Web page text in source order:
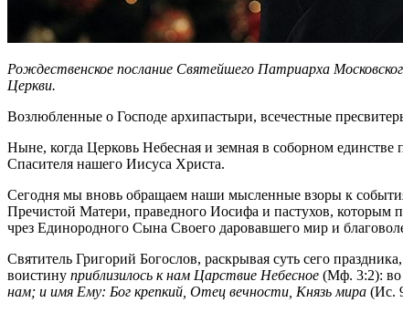
Рождественское послание Святейшего Патриарха
Церкви.
Возлюбленные о Господе архипастыри, всечестные
Ныне, когда Церковь Небесная и земная в соборном единстве
Спасителя нашего Иисуса Христа.
Сегодня мы вновь обращаем наши мысленные взоры к
Пречистой Матери, праведного Иосифа и пастухов,
чрез Единородного Сына Своего даровавшего мир и
Святитель Григорий Богослов, раскрывая суть сего
воистину приблизилось к нам Царствие Небесное (Мф. 3:2): во
нам; и имя Ему: Бог крепкий, Отец вечности, Князь мира (Ис.